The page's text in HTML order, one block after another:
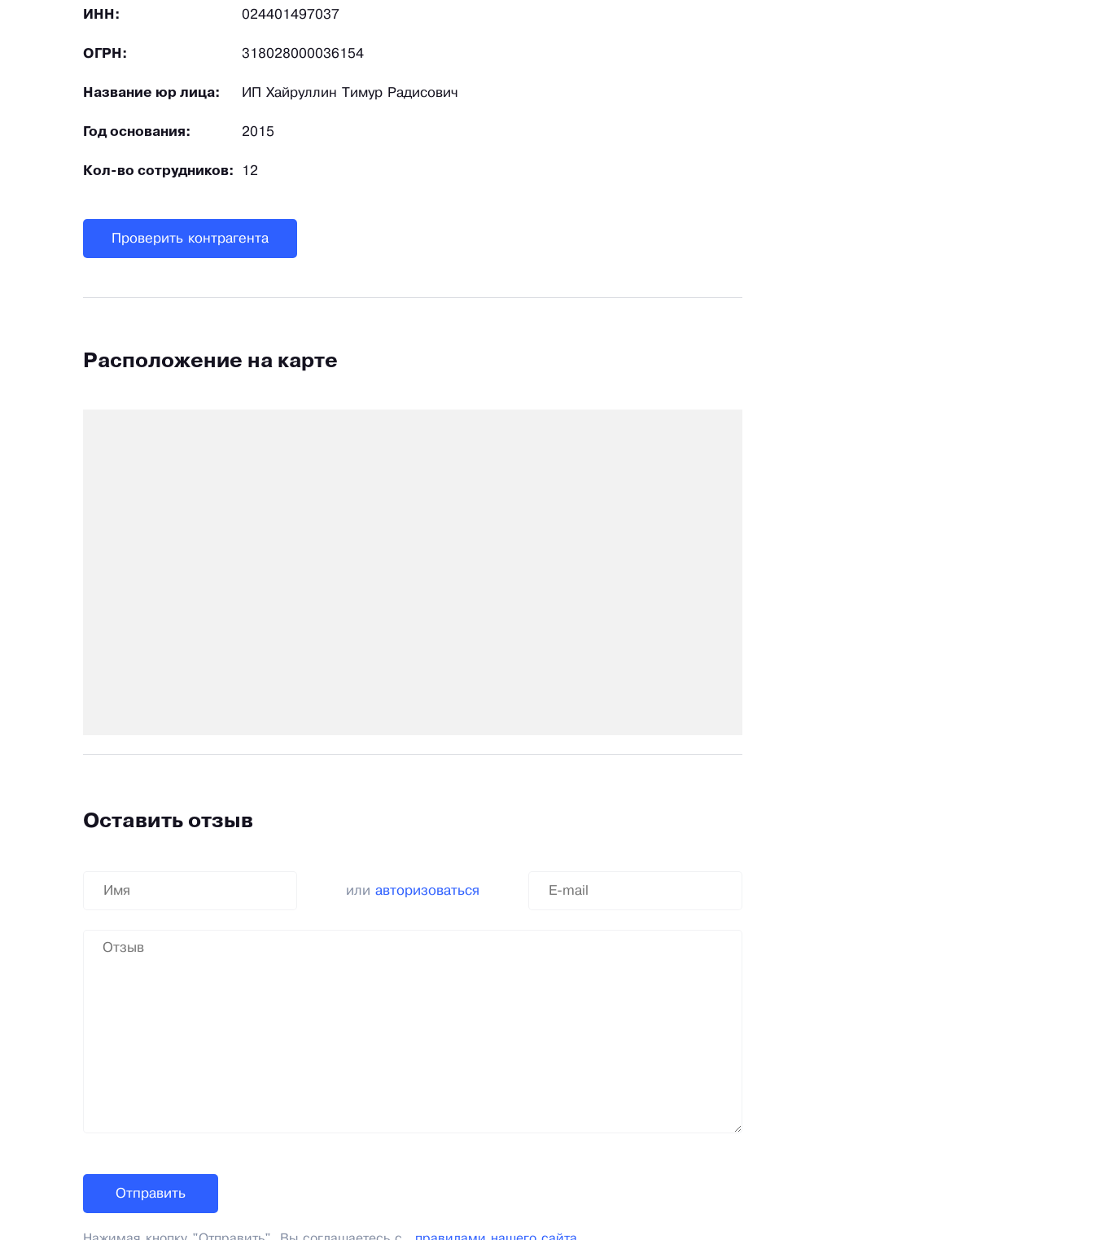
ИНН: 024401497037
ОГРН: 318028000036154
Название юр лица: ИП Хайруллин Тимур Радисович
Год основания: 2015
Кол-во сотрудников: 12
Проверить контрагента
Расположение на карте
Оставить отзыв
или авторизоваться